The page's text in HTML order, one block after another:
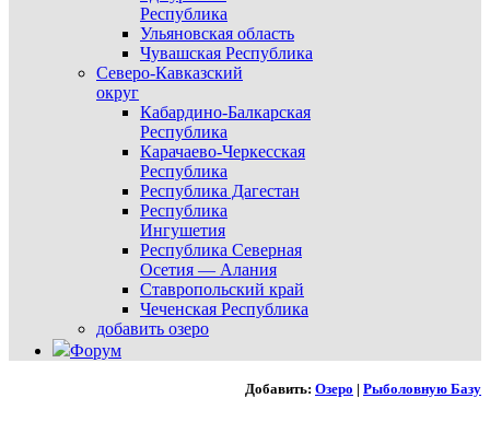
Республика
Ульяновская область
Чувашская Республика
Северо-Кавказский
округ
Кабардино-Балкарская
Республика
Карачаево-Черкесская
Республика
Республика Дагестан
Республика
Ингушетия
Республика Северная
Осетия — Алания
Ставропольский край
Чеченская Республика
добавить озеро
Форум
Добавить: Озеро | Рыболовную Базу